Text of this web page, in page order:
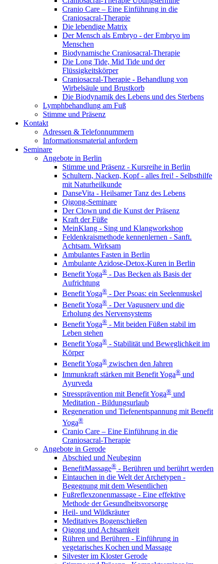
Cranio Care – Eine Einführung in die
Craniosacral-Therapie
Die lebendige Matrix
Der Mensch als Embryo - der Embryo im
Menschen
Biodynamische Craniosacral-Therapie
Die Long Tide, Mid Tide und der
Flüssigkeitskörper
Craniosacral-Therapie - Behandlung von
Wirbelsäule und Brustkorb
Die Biodynamik des Lebens und des Sterbens
Lymphbehandlung am Fuß
Stimme und Präsenz
Kontakt
Adressen & Telefonnummern
Informationsmaterial anfordern
Seminare
Angebote in Berlin
Stimme und Präsenz - Kursreihe in Berlin
Schultern, Nacken, Kopf - alles frei! - Selbsthilfe
mit Naturheilkunde
DanseVita - Heilsamer Tanz des Lebens
Qigong-Seminare
Der Clown und die Kunst der Präsenz
Kraft der Füße
MeinKlang - Sing und Klangworkshop
Feldenkraismethode kennenlernen - Sanft.
Achtsam. Wirksam
Ambulantes Fasten in Berlin
Ambulante Azidose-Detox-Kuren in Berlin
Benefit Yoga® - Das Becken als Basis der
Aufrichtung
Benefit Yoga® - Der Psoas: ein Seelenmuskel
Benefit Yoga® - Der Vagusnerv und die
Erholung des Nervensystems
Benefit Yoga® - Mit beiden Füßen stabil im
Leben stehen
Benefit Yoga® - Stabilität und Beweglichkeit im
Körper
Benefit Yoga® zwischen den Jahren
Immunkraft stärken mit Benefit Yoga® und
Ayurveda
Stressprävention mit Benefit Yoga® und
Meditation - Bildungsurlaub
Regeneration und Tiefenentspannung mit Benefit
Yoga®
Cranio Care – Eine Einführung in die
Craniosacral-Therapie
Angebote in Gerode
Abschied und Neubeginn
BenefitMassage® - Berühren und berührt werden
Eintauchen in die Welt der Archetypen -
Begegnung mit dem Wesentlichen
Fußreflexzonenmassage - Eine effektive
Methode der Gesundheitsvorsorge
Heil- und Wildkräuter
Meditatives Bogenschießen
Qigong und Achtsamkeit
Rühren und Berühren - Einführung in
vegetarisches Kochen und Massage
Silvester im Kloster Gerode